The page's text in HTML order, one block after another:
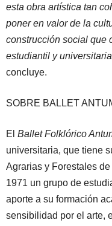
esta obra artística tan
poner en valor de la
construcción social que
estudiantil y
concluye.
SOBRE BALLET
El Ballet Folklórico
universitaria, que tiene
Agrarias y Forestales
1971 un grupo de
aporte a su formación
sensibilidad por el arte,